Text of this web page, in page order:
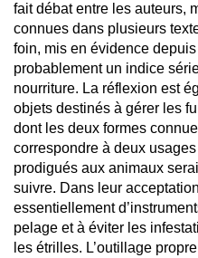
fait débat entre les auteurs,
connues dans plusieurs
foin, mis en évidence
probablement un indice
nourriture. La réflexion est
objets destinés à gérer les
dont les deux formes
correspondre à deux
prodigués aux animaux
suivre. Dans leur
essentiellement
pelage et à éviter les
les étrilles. L’outillage